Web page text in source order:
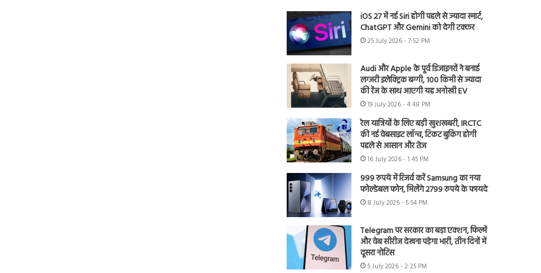
iOS 27 में नई Siri होगी पहले से ज्यादा स्मार्ट,
ChatGPT और Gemini को देगी टक्कर
25 July 2026 - 7:52 PM
Audi और Apple के पूर्व डिजाइनरों ने बनाई
लग्जरी इलेक्ट्रिक बग्गी, 100 किमी से ज्यादा
की रेंज के साथ आएगी यह अनोखी EV
19 July 2026 - 4:48 PM
रेल यात्रियों के लिए बड़ी खुशखबरी, IRCTC
की नई वेबसाइट लॉन्च, टिकट बुकिंग होगी
पहले से आसान और तेज
16 July 2026 - 1:45 PM
999 रुपये में रिजर्व करें Samsung का नया
फोल्डेबल फोन, मिलेंगे 2799 रुपये के फायदे
8 July 2026 - 5:54 PM
Telegram पर सरकार का बड़ा एक्शन, फिल्में
और वेब सीरीज देखना पड़ेगा भारी, तीन दिनों में
दूसरा नोटिस
5 July 2026 - 2:25 PM